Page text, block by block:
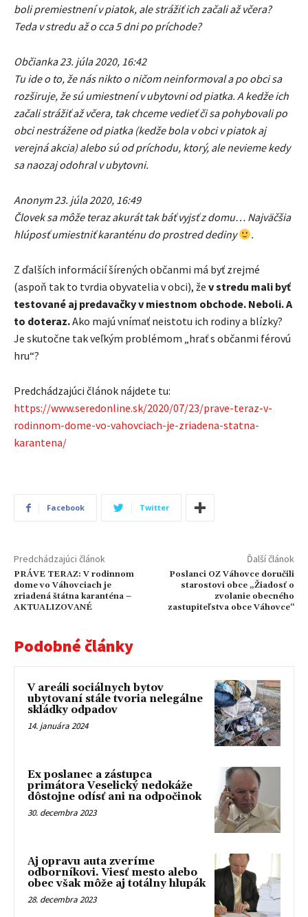
boli premiestnení v piatok, ale strážiť ich začali až včera?
Teda v stredu až o cca 5 dni po príchode?
Občianka 23. júla 2020, 16:42
Tu ide o to, že nás nikto o ničom neinformoval a po obci sa
rozširuje, že sú umiestnení v ubytovni od piatka. A kedže ich
začali strážiť až včera, tak chceme vedieť či sa pohybovali po
obci nestrážene od piatka (kedže bola v obci v piatok aj
verejná akcia) alebo sú od príchodu, ktorý, ale nevieme kedy
sa naozaj odohral v ubytovni.
Anonym 23. júla 2020, 16:49
Človek sa môže teraz akurát tak báť vyjsť z domu… Najväčšia
hlúposť umiestniť karanténu do prostred dediny
.
Z ďalších informácií šírených občanmi má byť zrejmé
(aspoň tak to tvrdia obyvatelia v obci), že v stredu mali byť
testované aj predavačky v miestnom obchode. Neboli. A
to doteraz.Ako majú vnímať neistotu ich rodiny a blízky?
Je skutočne tak veľkým problémom „hrať s občanmi férovú
hru“?
Predchádzajúci článok nájdete tu:
https://www.seredonline.sk/2020/07/23/prave-teraz-v-
rodinnom-dome-vo-vahovciach-je-zriadena-statna-
karantena/
Facebook Twitter
Predchádzajúci článok
PRÁVE TERAZ: V rodinnom
dome vo Váhovciach je
zriadená štátna karanténa –
AKTUALIZOVANÉ
Ďalší článok
Poslanci OZ Váhovce doručili
starostovi obce „Žiadosť o
zvolanie obecného
zastupiteľstva obce Váhovce“
Podobné články
V areáli sociálnych bytov
ubytovaní stále tvoria nelegálne
skládky odpadov
14. januára 2024
Ex poslanec a zástupca
primátora Veselický nedokáže
dôstojne odísť ani na odpočinok
30. decembra 2023
Aj opravu auta zveríme
odborníkovi. Viesť mesto alebo
obec však môže aj totálny hlupák
28. decembra 2023